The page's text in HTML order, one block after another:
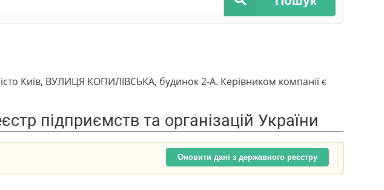
Київ, ВУЛИЦЯ КОПИЛІВСЬКА, будинок 2-А. Керівником компанії є
підприємств та організацій України
Оновити дані з державного реєстру